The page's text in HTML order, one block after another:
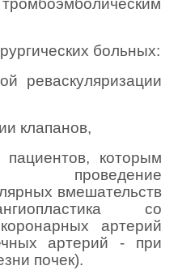
больных:
реваскуляризации
клапанов,
которым
вмешательств
со
артерий
артерий - при
почек).